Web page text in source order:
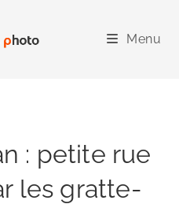
Menu
: petite rue
les gratte-